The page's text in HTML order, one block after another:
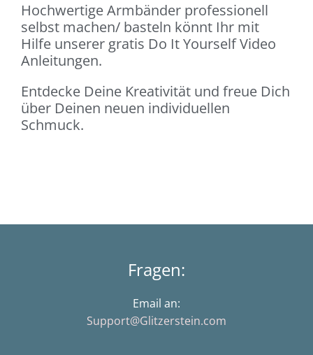
Hochwertige Armbänder professionell
selbst machen/ basteln könnt Ihr mit
Hilfe unserer gratis Do It Yourself Video
Anleitungen.
Entdecke Deine Kreativität und freue Dich
über Deinen neuen individuellen
Schmuck.
Fragen:
Email an:
Support@Glitzerstein.com